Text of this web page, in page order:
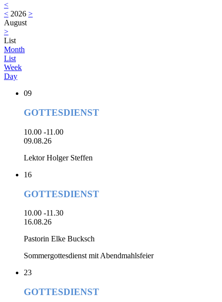
<
< 2026 >
August
>
List
Month
List
Week
Day
09
GOTTESDIENST
10.00 -11.00
09.08.26
Lektor Holger Steffen
16
GOTTESDIENST
10.00 -11.30
16.08.26
Pastorin Elke Bucksch
Sommergottesdienst mit Abendmahlsfeier
23
GOTTESDIENST